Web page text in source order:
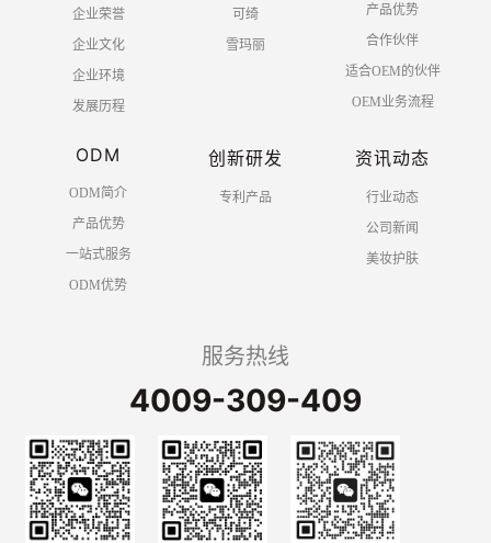
企业荣誉
企业文化
企业环境
发展历程
可绮
雪玛丽
产品优势
合作伙伴
适合OEM的伙伴
OEM业务流程
ODM
ODM简介
产品优势
一站式服务
ODM优势
创新研发
专利产品
资讯动态
行业动态
公司新闻
美妆护肤
服务热线
4009-309-409